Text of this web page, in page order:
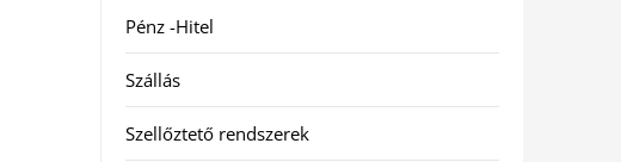
Pénz -Hitel
Szállás
Szellőztető rendszerek